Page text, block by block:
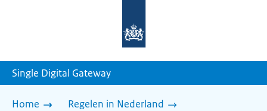
homepage
Single Digital Gateway
Home
Regelen in Nederland